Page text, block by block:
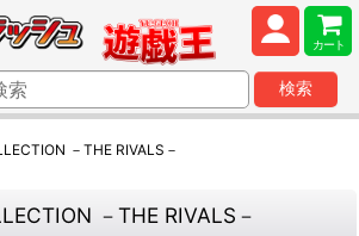
カート
検索
－THE RIVALS－
－THE RIVALS－